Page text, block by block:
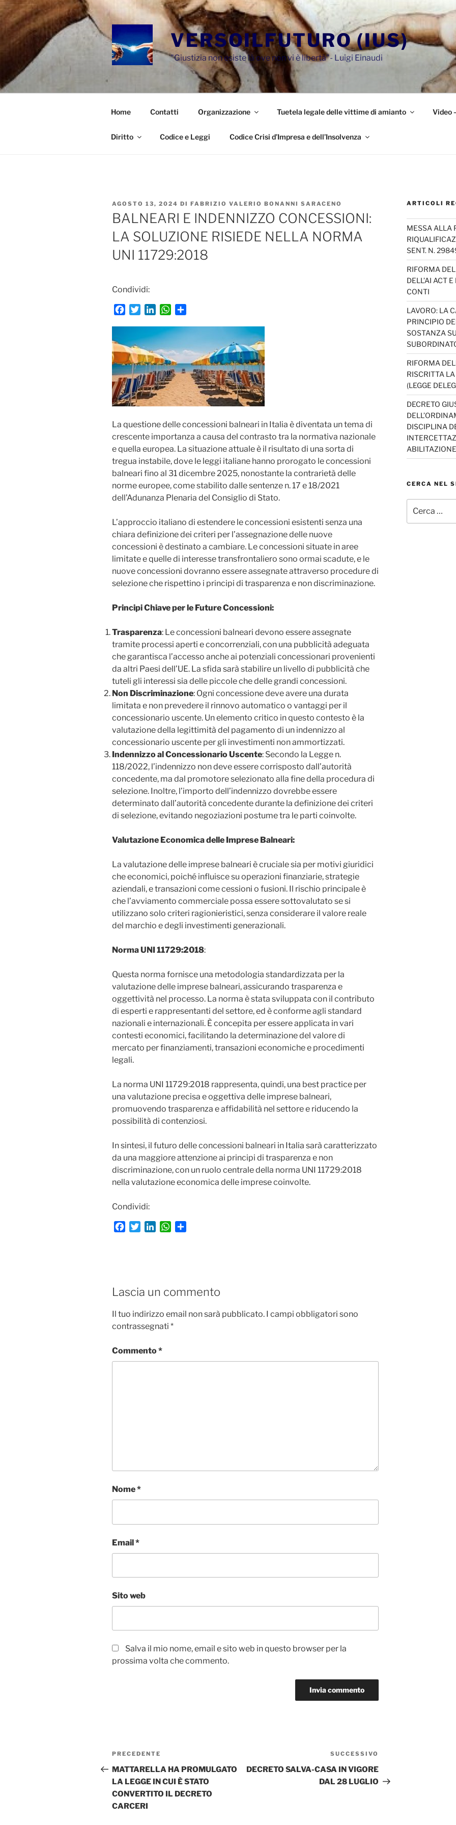
Salta
al
contenuto
VERSOILFUTURO (IUS)
"Giustizia non esiste là ove non vi è libertà"- Luigi Einaudi
Home Contatti Organizzazione Tuetela legale delle vittime di amianto Video
Diritto Codice e Leggi Codice Crisi d’Impresa e dell’Insolvenza
PUBBLICATO
IL
AGOSTO 13, 2024 DI FABRIZIO VALERIO BONANNI SARACENO
BALNEARI E INDENNIZZO CONCESSIONI:
LA SOLUZIONE RISIEDE NELLA NORMA
UNI 11729:2018
Condividi:
e
b
o
o
k
t
t
e
r
n
k
e
d
I
n
W
a
t
s
A
p
n
i
v
i
La questione delle concessioni balneari in Italia è diventata un tema di
crescente importanza a causa del contrasto tra la normativa nazionale
e quella europea. La situazione attuale è il risultato di una sorta di
tregua instabile, dove le leggi italiane hanno prorogato le concessioni
balneari fino al 31 dicembre 2025, nonostante la contrarietà delle
norme europee, come stabilito dalle sentenze n. 17 e 18/2021
dell’Adunanza Plenaria del Consiglio di Stato.
L’approccio italiano di estendere le concessioni esistenti senza una
chiara definizione dei criteri per l’assegnazione delle nuove
concessioni è destinato a cambiare. Le concessioni situate in aree
limitate e quelle di interesse transfrontaliero sono ormai scadute, e le
nuove concessioni dovranno essere assegnate attraverso procedure di
selezione che rispettino i principi di trasparenza e non discriminazione.
Principi Chiave per le Future Concessioni:
Trasparenza: Le concessioni balneari devono essere assegnate
tramite processi aperti e concorrenziali, con una pubblicità adeguata
che garantisca l’accesso anche ai potenziali concessionari provenienti
da altri Paesi dell’UE. La sfida sarà stabilire un livello di pubblicità che
tuteli gli interessi sia delle piccole che delle grandi concessioni.
Non Discriminazione: Ogni concessione deve avere una durata
limitata e non prevedere il rinnovo automatico o vantaggi per il
concessionario uscente. Un elemento critico in questo contesto è la
valutazione della legittimità del pagamento di un indennizzo al
concessionario uscente per gli investimenti non ammortizzati.
Indennizzo al Concessionario Uscente: Secondo la Legge n.
118/2022, l’indennizzo non deve essere corrisposto dall’autorità
concedente, ma dal promotore selezionato alla fine della procedura di
selezione. Inoltre, l’importo dell’indennizzo dovrebbe essere
determinato dall’autorità concedente durante la definizione dei criteri
di selezione, evitando negoziazioni postume tra le parti coinvolte.
Valutazione Economica delle Imprese Balneari:
La valutazione delle imprese balneari è cruciale sia per motivi giuridici
che economici, poiché influisce su operazioni finanziarie, strategie
aziendali, e transazioni come cessioni o fusioni. Il rischio principale è
che l’avviamento commerciale possa essere sottovalutato se si
utilizzano solo criteri ragionieristici, senza considerare il valore reale
del marchio e degli investimenti generazionali.
Norma UNI 11729:2018:
Questa norma fornisce una metodologia standardizzata per la
valutazione delle imprese balneari, assicurando trasparenza e
oggettività nel processo. La norma è stata sviluppata con il contributo
di esperti e rappresentanti del settore, ed è conforme agli standard
nazionali e internazionali. È concepita per essere applicata in vari
contesti economici, facilitando la determinazione del valore di
mercato per finanziamenti, transazioni economiche e procedimenti
legali.
La norma UNI 11729:2018 rappresenta, quindi, una best practice per
una valutazione precisa e oggettiva delle imprese balneari,
promuovendo trasparenza e affidabilità nel settore e riducendo la
possibilità di contenziosi.
In sintesi, il futuro delle concessioni balneari in Italia sarà caratterizzato
da una maggiore attenzione ai principi di trasparenza e non
discriminazione, con un ruolo centrale della norma UNI 11729:2018
nella valutazione economica delle imprese coinvolte.
Condividi:
o
r
I
W
p
i
Lascia un commento
Il tuo indirizzo email non sarà pubblicato. I campi obbligatori sono
contrassegnati *
Commento*
Nome*
Email*
Sito web
Salva il mio nome, email e sito web in questo browser per la
prossima volta che commento.
Navigazione
articoli
Articolo
precedente:
PRECEDENTE
MATTARELLA HA PROMULGATO
LA LEGGE IN CUI È STATO
CONVERTITO IL DECRETO
CARCERI
successivo
SUCCESSIVO
DECRETO SALVA-CASA IN VIGORE
DAL 28 LUGLIO
ARTICOLI
MESSA ALLA
SENT. N.
RIFORMA
DELL’AI ACT
CONTI
LAVORO: LA
PRINCIPIO
SOSTANZA
RIFORMA
RISCRITTA LA
(LEGGE
DECRETO
DISCIPLINA
CERCA NEL